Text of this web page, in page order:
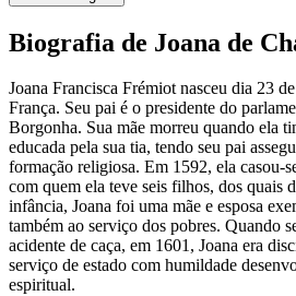
Biografia de Joana de
Joana Francisca Frémiot nasceu dia 23
França. Seu pai é o presidente do
Borgonha. Sua mãe morreu quando ela
educada pela sua tia, tendo seu pai
formação religiosa. Em 1592, ela casou-
com quem ela teve seis filhos, dos quais
infância, Joana foi uma mãe e esposa
também ao serviço dos pobres. Quando
acidente de caça, em 1601, Joana era
serviço de estado com humildade
espiritual.